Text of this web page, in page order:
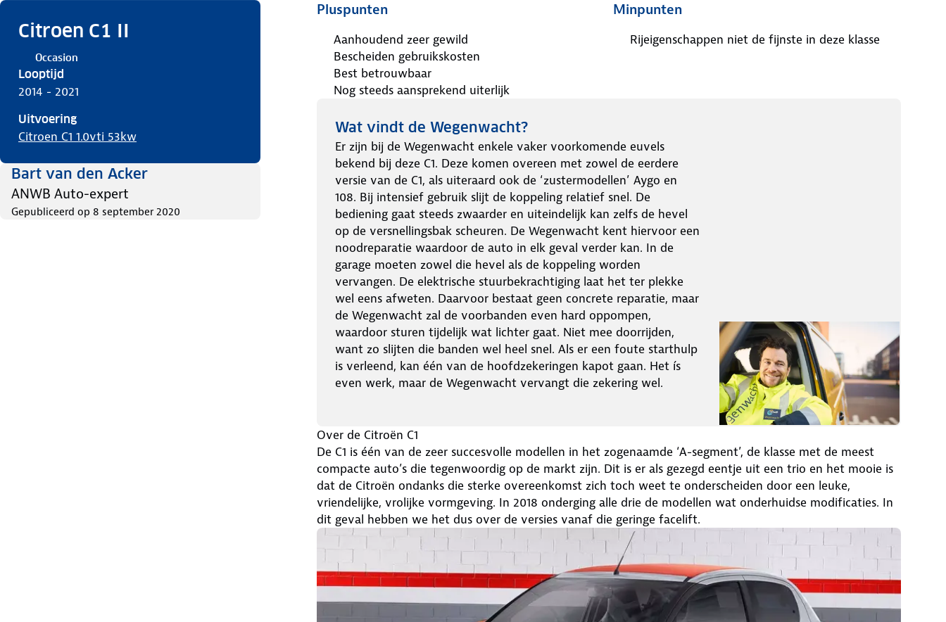
Citroen C1 II
Occasion
Looptijd
2014 - 2021
Uitvoering
Citroen C1 1.0vti 53kw
Bart van den Acker
ANWB Auto-expert
Gepubliceerd op 8 september 2020
Pluspunten
Aanhoudend zeer gewild
Bescheiden gebruikskosten
Best betrouwbaar
Nog steeds aansprekend uiterlijk
Minpunten
Rijeigenschappen niet de fijnste in deze klasse
Wat vindt de Wegenwacht?
Er zijn bij de Wegenwacht enkele vaker voorkomende euvels
bekend bij deze C1. Deze komen overeen met zowel de eerdere
versie van de C1, als uiteraard ook de ‘zustermodellen’ Aygo en
108. Bij intensief gebruik slijt de koppeling relatief snel. De
bediening gaat steeds zwaarder en uiteindelijk kan zelfs de hevel
op de versnellingsbak scheuren. De Wegenwacht kent hiervoor een
noodreparatie waardoor de auto in elk geval verder kan. In de
garage moeten zowel die hevel als de koppeling worden
vervangen. De elektrische stuurbekrachtiging laat het ter plekke
wel eens afweten. Daarvoor bestaat geen concrete reparatie, maar
de Wegenwacht zal de voorbanden even hard oppompen,
waardoor sturen tijdelijk wat lichter gaat. Niet mee doorrijden,
want zo slijten die banden wel heel snel. Als er een foute starthulp
is verleend, kan één van de hoofdzekeringen kapot gaan. Het ís
even werk, maar de Wegenwacht vervangt die zekering wel.
Over de Citroën C1
De C1 is één van de zeer succesvolle modellen in het zogenaamde ‘A-segment’, de klasse met de meest
compacte auto’s die tegenwoordig op de markt zijn. Dit is er als gezegd eentje uit een trio en het mooie is
dat de Citroën ondanks die sterke overeenkomst zich toch weet te onderscheiden door een leuke,
vriendelijke, vrolijke vormgeving. In 2018 onderging alle drie de modellen wat onderhuidse modificaties. In
dit geval hebben we het dus over de versies vanaf die geringe facelift.